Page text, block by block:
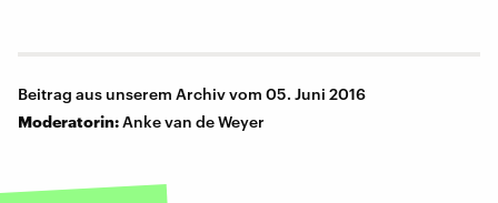
Beitrag aus unserem Archiv vom 05. Juni 2016
Moderatorin:Anke van de Weyer